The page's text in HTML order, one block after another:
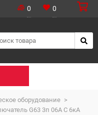
0 0
оборудование >
G63 3п 06А С 6кА